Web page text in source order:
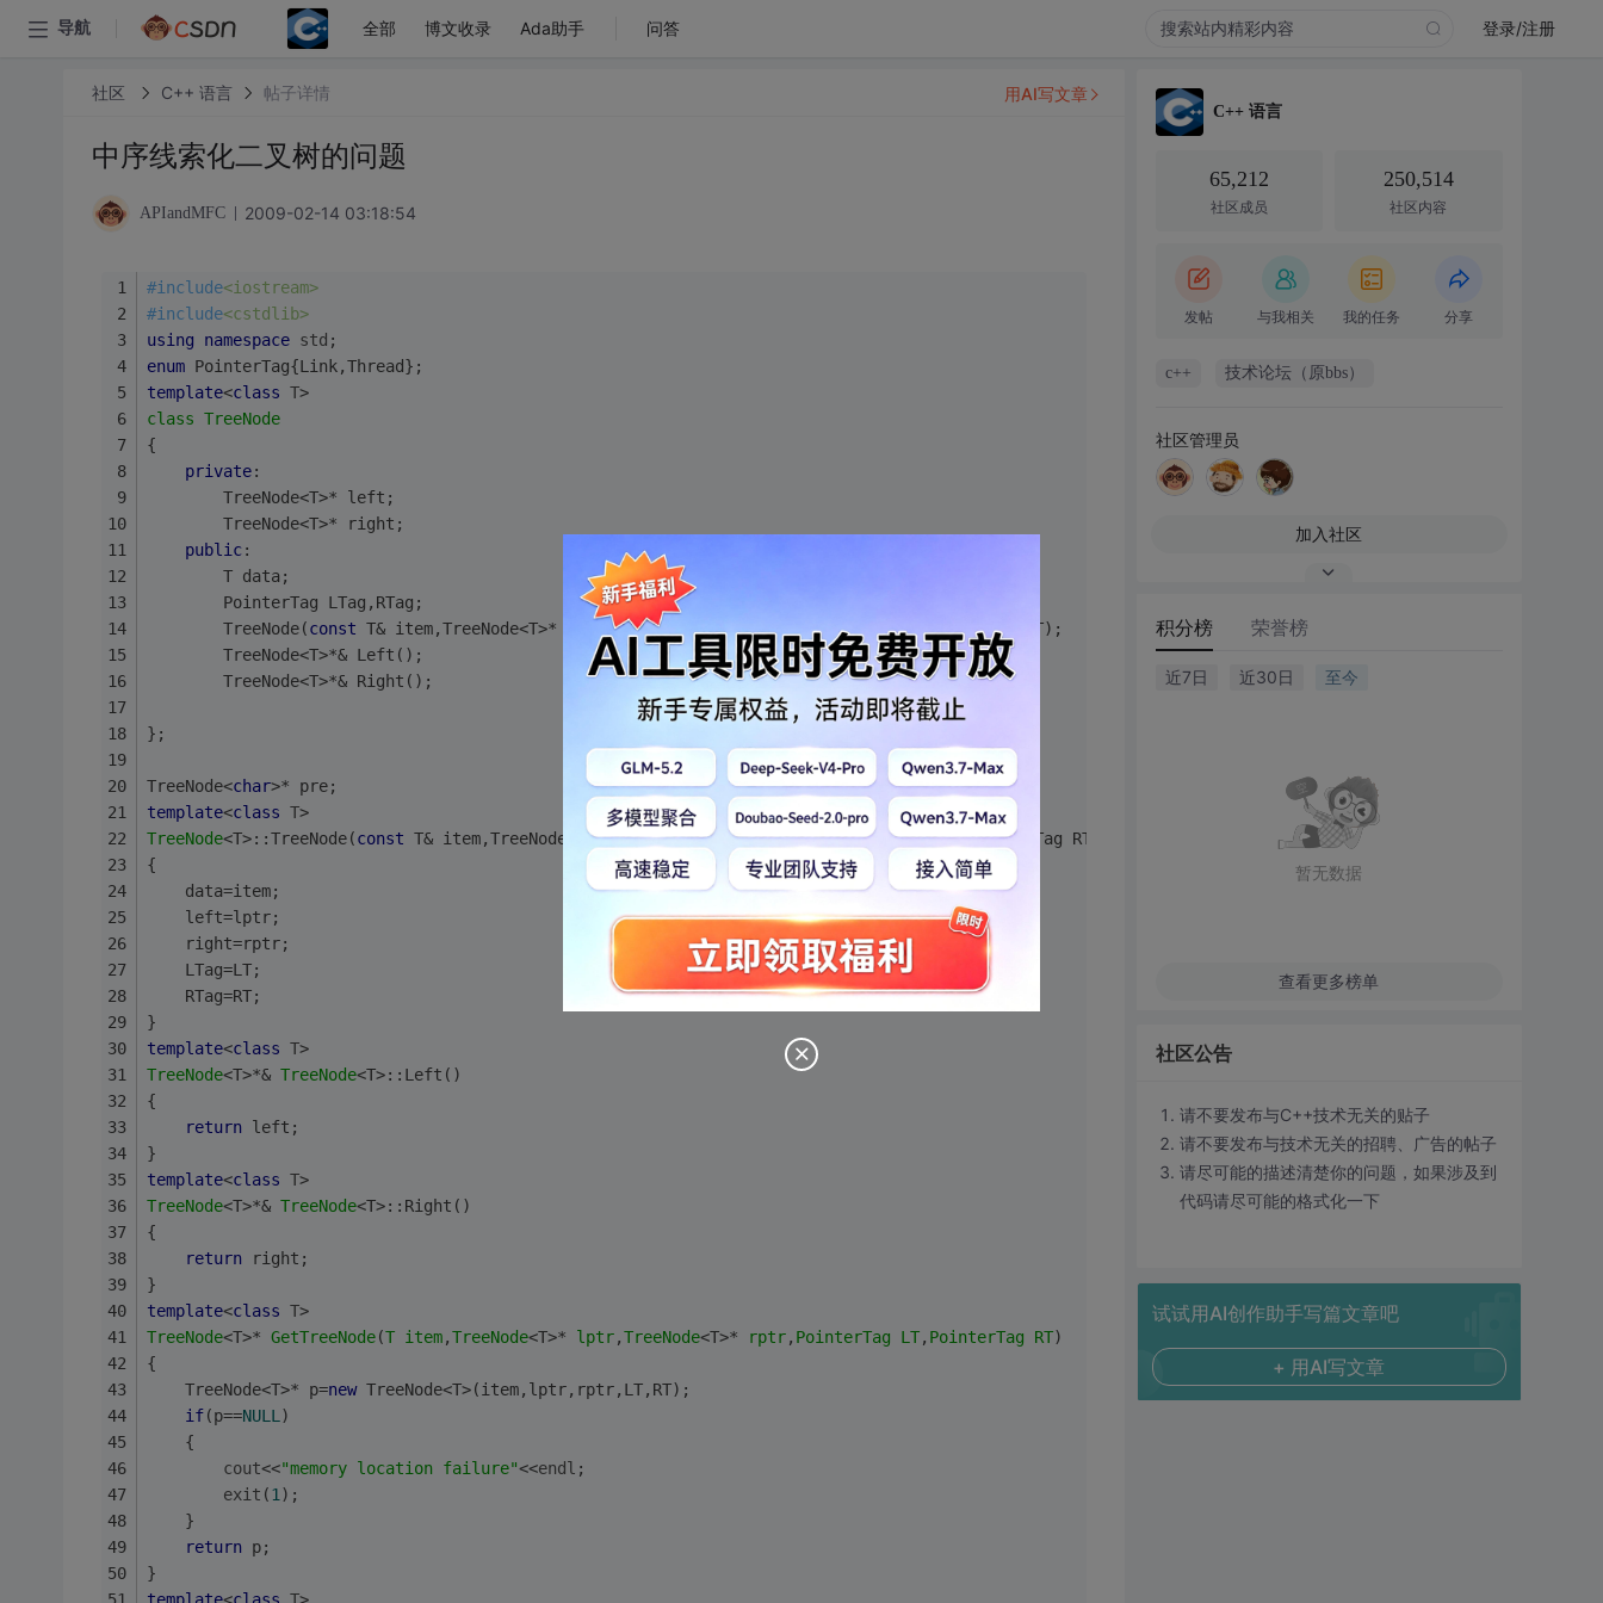
导航 全部 博文收录 Ada助手 问答 登录/注册
社区 C++ 语言 帖子详情
中序线索化二叉树的问题
APIandMFC 2009-02-14 03:18:54
#include<iostream>
#include<cstdlib>
using
namespace std ;
enum PointerTag{Link,Thread};
template<class T>
class TreeNode
{
private:
		TreeNode<T>* left;
		TreeNode<T>* right;
public:
		T data;
		PointerTag LTag,RTag;
		TreeNode(
const T& item,TreeNode<T>* lptr,TreeNode<T>* rptr,PointerTag LT,PointerTag RT);
		TreeNode<T>*& Left();
		TreeNode<T>*& Right();
};
TreeNode<char>* pre;
template<class T>
TreeNode<T>::TreeNode(const T& item,TreeNode<T>* lptr,TreeNode<T>* rptr,PointerTag LT,PointerTag RT)
{
	data=item;
	left=lptr;
	right=rptr;
	LTag=LT;
	RTag=RT;
}
template<class T>
TreeNode<T>*& TreeNode<T>::Left()
{
return left;
}
template<class T>
TreeNode<T>*& TreeNode<T>::Right()
{
return right;
}
template<class T>
TreeNode<T>* GetTreeNode(T item,TreeNode<T>* lptr,TreeNode<T>* rptr, PointerTag LT, PointerTag RT)
{
	TreeNode<T>* p=
new TreeNode<T>(item,lptr,rptr,LT,RT);
if(p==NULL )
	{
cout<<"memory location failure"<<endl ;
exit (1 );
	}
return p;
}
template<class T>
用AI写文章
C++ 语言
65,212
社区成员
250,514
社区内容
发帖 与我相关 我的任务 分享
c++ 技术论坛（原bbs）
社区管理员
加入社区
积分榜 荣誉榜
近7日 近30日 至今
暂无数据
查看更多榜单
社区公告
请不要发布与C++技术无关的贴子
请不要发布与技术无关的招聘、广告的帖子
请尽可能的描述清楚你的问题，如果涉及到
代码请尽可能的格式化一下
试试用AI创作助手写篇文章吧
+ 用AI写文章